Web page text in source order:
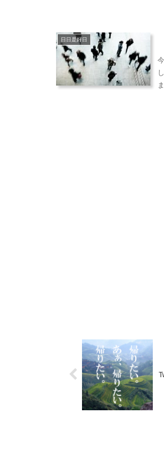
日日是好日